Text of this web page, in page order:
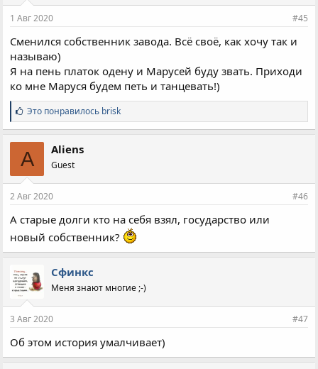
1 Авг 2020 #45
Сменился собственник завода. Всё своё, как хочу так и
называю)
Я на пень платок одену и Марусей буду звать. Приходи
ко мне Маруся будем петь и танцевать!)
С
и
м
п
а
т
и
:
Это понравилось brisk
A Aliens
Guest
2 Авг 2020 #46
А старые долги кто на себя взял, государство или
новый собственник?
Сфинкс
Меня знают многие ;-)
3 Авг 2020 #47
Об этом история умалчивает)